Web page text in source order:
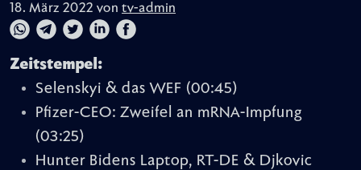
18. März 2022 von tv-admin
Zeitstempel:
Selenskyi & das WEF (00:45)
Pfizer-CEO: Zweifel an mRNA-Impfung
(03:25)
Hunter Bidens Laptop, RT-DE & Djkovic